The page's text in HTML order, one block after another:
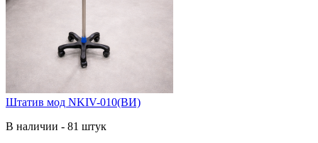
Штатив мод NKIV-010(ВИ)
В наличии - 81 штук